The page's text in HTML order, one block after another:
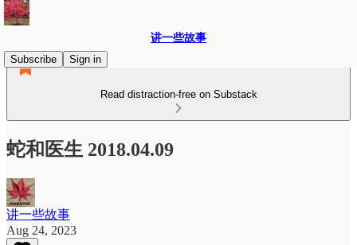
讲一些故事
Subscribe
Sign in
Read distraction-free on Substack
蛇和医生 2018.04.09
讲一些故事
Aug 24, 2023